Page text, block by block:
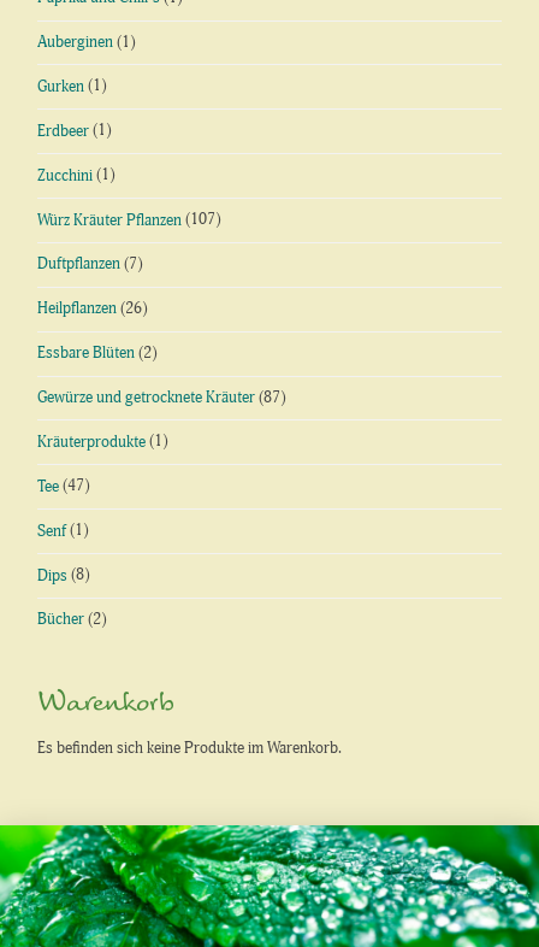
Auberginen (1)
Gurken (1)
Erdbeer (1)
Zucchini (1)
Würz Kräuter Pflanzen (107)
Duftpflanzen (7)
Heilpflanzen (26)
Essbare Blüten (2)
Gewürze und getrocknete Kräuter (87)
Kräuterprodukte (1)
Tee (47)
Senf(1)
Dips (8)
Bücher (2)
Warenkorb
Es befinden sich keine Produkte im Warenkorb.